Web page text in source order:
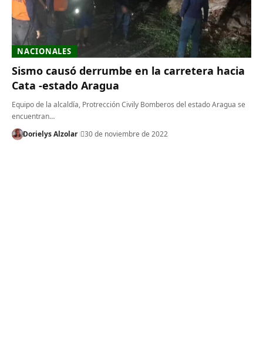
NACIONALES
Sismo causó derrumbe en la carretera hacia
Cata -estado Aragua
Equipo de la alcaldía, Protrección Civily Bomberos del estado Aragua se
encuentran…
Dorielys Alzolar
30 de noviembre de 2022